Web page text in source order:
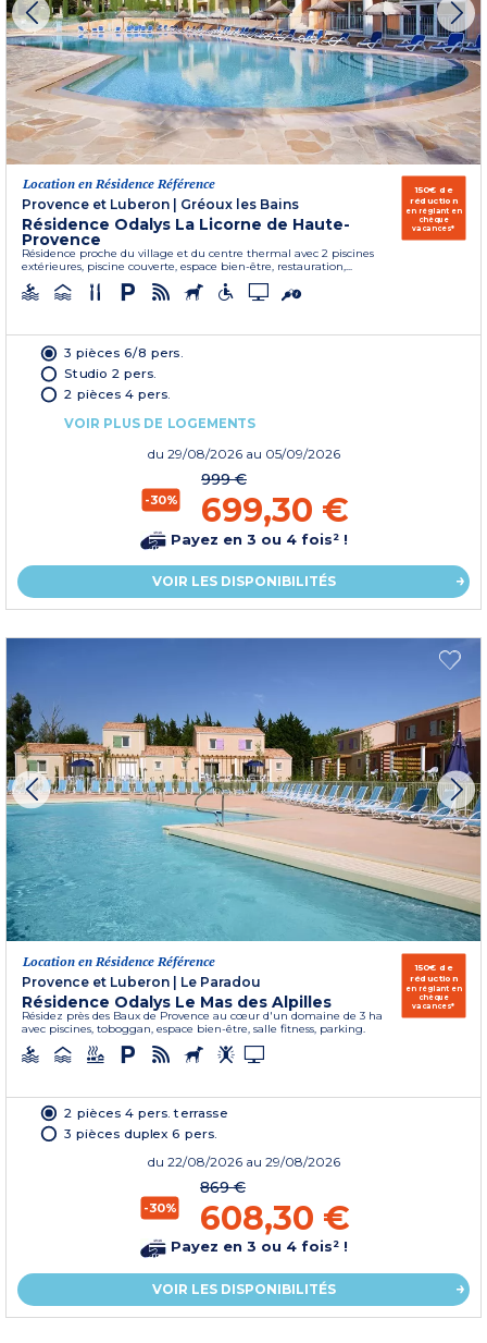
Location en Résidence Référence
Provence et Luberon
Gréoux les Bains
Résidence Odalys La Licorne de Haute-
Provence
Résidence proche du village et du centre thermal avec 2 piscines
extérieures, piscine couverte, espace bien-être, restauration,...
150€ de
réduction
en réglant en
chèque
vacances*
3 pièces 6/8 pers.
Studio 2 pers.
2 pièces 4 pers.
VOIR PLUS DE LOGEMENTS
du 29/08/2026 au 05/09/2026
-30%
999 €
699,30 €
Payez en 3 ou 4 fois² !
VOIR LES DISPONIBILITÉS
Location en Résidence Référence
Provence et Luberon | Le Paradou
Résidence Odalys Le Mas des Alpilles
Résidez près des Baux de Provence au cœur d'un domaine de 3 ha
avec piscines, toboggan, espace bien-être, salle fitness, parking.
150€ de
réduction
en réglant en
chèque
vacances*
2 pièces 4 pers. terrasse
3 pièces duplex 6 pers.
du 22/08/2026 au 29/08/2026
-30%
869 €
608,30 €
Payez en 3 ou 4 fois² !
VOIR LES DISPONIBILITÉS